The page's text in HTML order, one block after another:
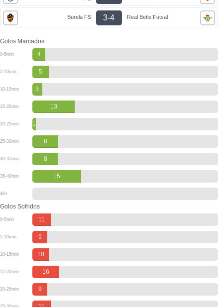
Burela FS 3-4 Real Betis Futsal
Golos Marcados
0-5min 4
5-10min 5
10-15min 3
15-20min 13
20-25min 1
25-30min 8
30-35min 8
35-40min 15
40+
Golos Sofridos
0-5min 11
5-10min 9
10-15min 10
15-20min 16
20-25min 9